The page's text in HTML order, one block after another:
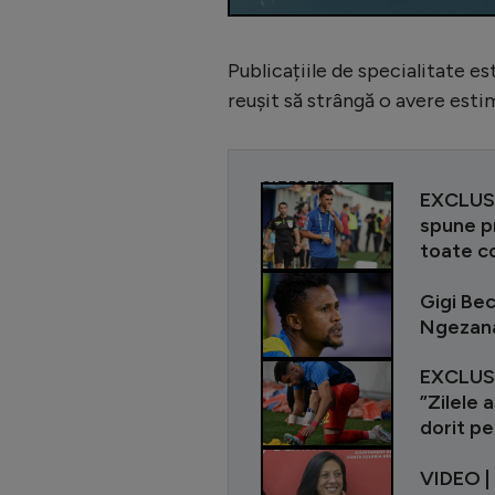
Publicațiile de specialitate
reușit să strângă o avere
CITEȘTE ȘI
spune
toate
Gigi
”Zilele
dorit
VIDEO